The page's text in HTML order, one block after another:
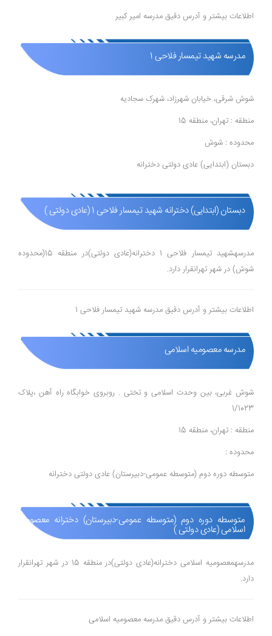
اطلاعات بیشتر و آدرس دقیق مدرسه امیر کبیر
مدرسه شهید تیمسار فلاحی 1
شوش شرقی، خیابان شهرزاد، شهرک سجادیه
منطقه : تهران، منطقه 15
محدوده : شوش
دبستان (ابتدایی) عادی دولتی دخترانه
دبستان (ابتدایی) دخترانه شهید تیمسار فلاحی 1 (عادی دولتی )
مدرسهشهید تیمسار فلاحی 1 دخترانه(عادی دولتی)در منطقه 15(محدوده
شوش) در شهر تهرانقرار دارد.
اطلاعات بیشتر و آدرس دقیق مدرسه شهید تیمسار فلاحی 1
مدرسه معصومیه اسلامی
شوش غربی، بین وحدت اسلامی و تختی . روبروی خوابگاه راه آهن ،پلاک
1/1023
منطقه : تهران، منطقه 15
محدوده :
متوسطه دوره دوم (متوسطه عمومی-دبیرستان) عادی دولتی دخترانه
متوسطه دوره دوم (متوسطه عمومی-دبیرستان) دخترانه معصومیه
اسلامی (عادی دولتی )
مدرسهمعصومیه اسلامی دخترانه(عادی دولتی)در منطقه 15 در شهر تهرانقرار
دارد.
اطلاعات بیشتر و آدرس دقیق مدرسه معصومیه اسلامی